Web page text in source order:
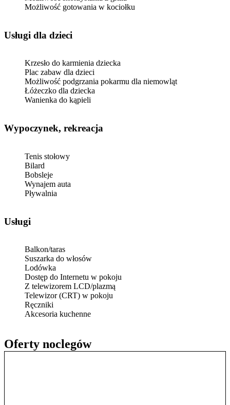
Oferty noclegów
Możliwość gotowania w kociołku
usługi dla dzieci
Krzesło do karmienia dziecka
Plac zabaw dla dzieci
Możliwość podgrzania pokarmu dla niemowląt
Łóżeczko dla dziecka
Wanienka do kąpieli
Wypoczynek, rekreacja
Tenis stołowy
Bilard
Bobsleje
Wynajem auta
Pływalnia
Usługi
Balkon/taras
Suszarka do włosów
Lodówka
Dostęp do Internetu w pokoju
Z telewizorem LCD/plazmą
Telewizor (CRT) w pokoju
Ręczniki
Akcesoria kuchenne